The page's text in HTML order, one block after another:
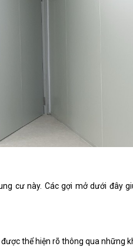
cư này. Các gợi mở dưới đây
thể hiện rõ thông qua những